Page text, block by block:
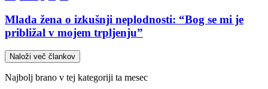
Mlada žena o izkušnji neplodnosti: “Bog se mi je
približal v mojem trpljenju”
Naloži več člankov
Najbolj brano v tej kategoriji ta mesec